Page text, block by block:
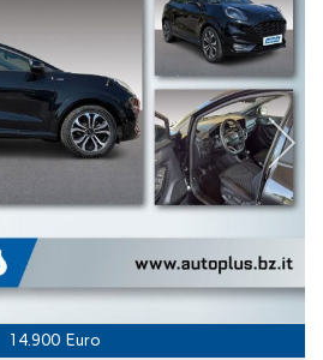
14.900 Euro